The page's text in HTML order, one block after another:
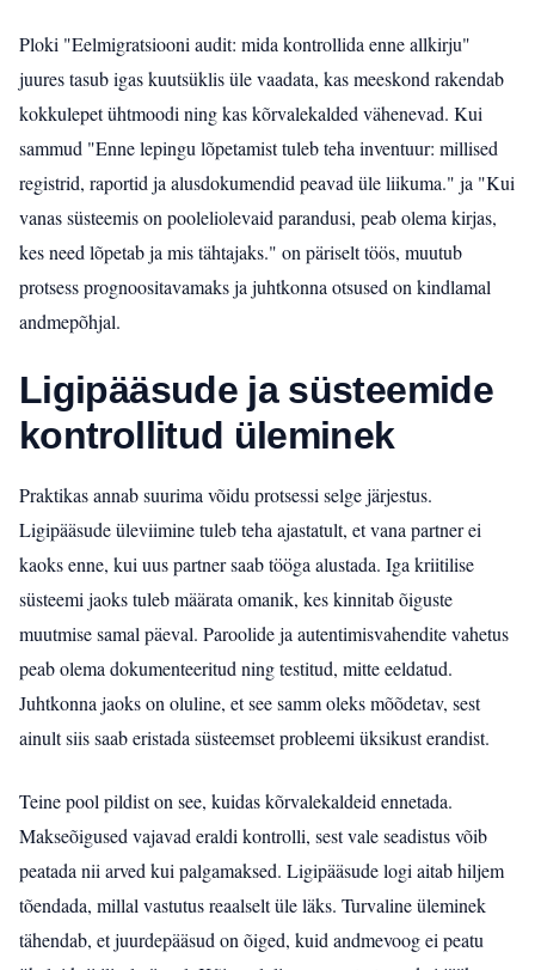
Ploki "Eelmigratsiooni audit: mida kontrollida enne allkirju"
juures tasub igas kuutsüklis üle vaadata, kas meeskond rakendab
kokkulepet ühtmoodi ning kas kõrvalekalded vähenevad. Kui
sammud "Enne lepingu lõpetamist tuleb teha inventuur: millised
registrid, raportid ja alusdokumendid peavad üle liikuma." ja "Kui
vanas süsteemis on pooleliolevaid parandusi, peab olema kirjas,
kes need lõpetab ja mis tähtajaks." on päriselt töös, muutub
protsess prognoositavamaks ja juhtkonna otsused on kindlamal
andmepõhjal.
Ligipääsude ja süsteemide
kontrollitud üleminek
Praktikas annab suurima võidu protsessi selge järjestus.
Ligipääsude üleviimine tuleb teha ajastatult, et vana partner ei
kaoks enne, kui uus partner saab tööga alustada. Iga kriitilise
süsteemi jaoks tuleb määrata omanik, kes kinnitab õiguste
muutmise samal päeval. Paroolide ja autentimisvahendite vahetus
peab olema dokumenteeritud ning testitud, mitte eeldatud.
Juhtkonna jaoks on oluline, et see samm oleks mõõdetav, sest
ainult siis saab eristada süsteemset probleemi üksikust erandist.
Teine pool pildist on see, kuidas kõrvalekaldeid ennetada.
Makseõigused vajavad eraldi kontrolli, sest vale seadistus võib
peatada nii arved kui palgamaksed. Ligipääsude logi aitab hiljem
tõendada, millal vastutus reaalselt üle läks. Turvaline üleminek
tähendab, et juurdepääsud on õiged, kuid andmevoog ei peatu